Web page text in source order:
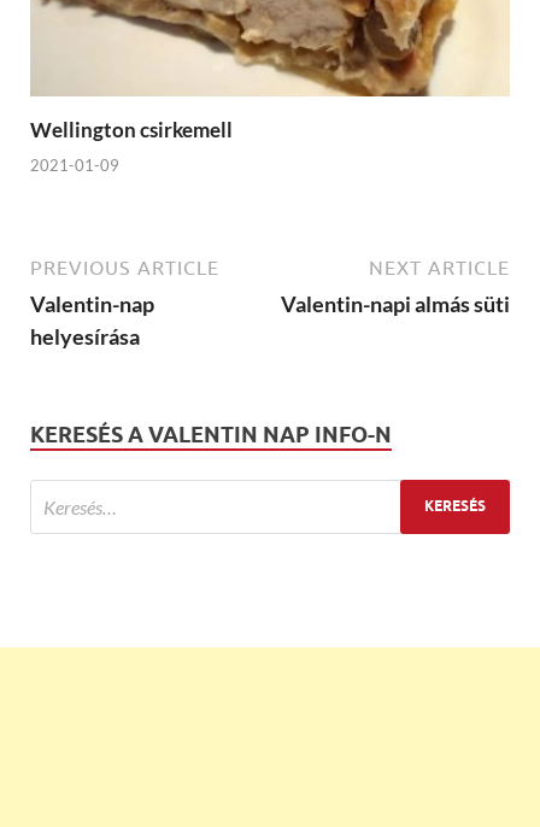
Wellington csirkemell
2021-01-09
PREVIOUS ARTICLE
Valentin-nap
helyesírása
NEXT ARTICLE
Valentin-napi almás süti
KERESÉS A VALENTIN NAP INFO-N